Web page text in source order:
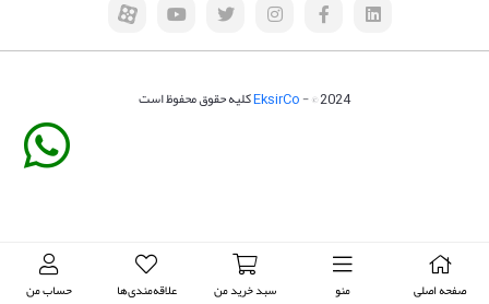
صفحه اصلی منو سبد خرید من علاقه‌مندی‌ها حساب من
EksirCo- © 2024 کلیه حقوق محفوظ است